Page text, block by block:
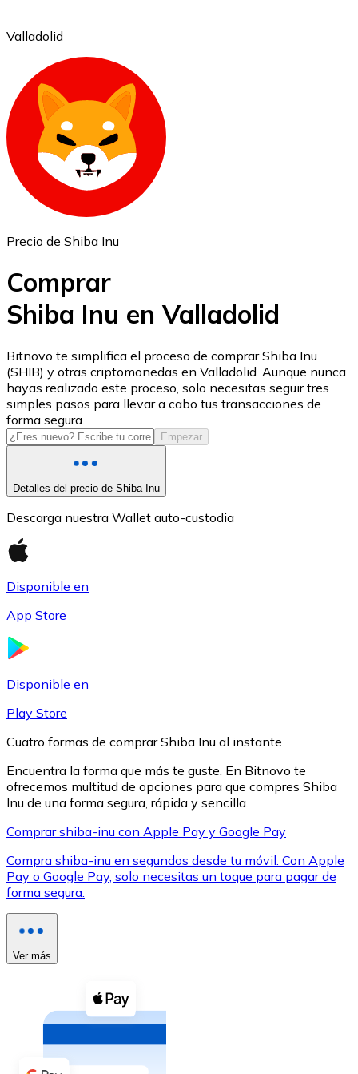
Ethereum
ETH
USD Coin
USDC
Litecoin
LTC
Ver todo
Compra criptomonedas con efectivo en tu tienda más
Comprar con efectivo
Transferencia SEPA
Añade fondos a tu cuenta Bitnovo o realiza compras
Valladolid
Precio de Shiba Inu
Comprar
Shiba Inu en Valladolid
Bitnovo te simplifica el proceso de comprar Shiba Inu
(SHIB) y otras criptomonedas en Valladolid. Aunque nunca
hayas realizado este proceso, solo necesitas seguir tres
simples pasos para llevar a cabo tus transacciones de
forma segura.
Empezar
Detalles del precio de Shiba Inu
Descarga nuestra Wallet auto-custodia
Disponible en
App Store
Disponible en
Play Store
Cuatro formas de comprar Shiba Inu al instante
Encuentra la forma que más te guste. En Bitnovo te
ofrecemos multitud de opciones para que compres Shiba
Inu de una forma segura, rápida y sencilla.
Comprar shiba-inu con Apple Pay y Google Pay
Compra shiba-inu en segundos desde tu móvil. Con Apple
Pay o Google Pay, solo necesitas un toque para pagar de
forma segura.
Ver más